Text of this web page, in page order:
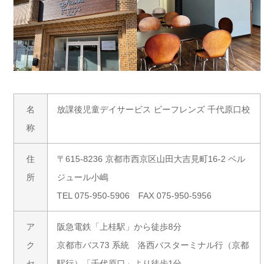
名
称
放課後児童デイサービス ビーフレンズ 千代原口校
住
所
〒615-8236 京都市西京区山田大吉見町16-2 ベル
ジュール小嶋
TEL 075-950-5906 FAX 075-950-5956
ア
ク
阪急電鉄「上桂駅」から徒歩8分
京都市バス73 系統 洛西バスターミナル行（京都